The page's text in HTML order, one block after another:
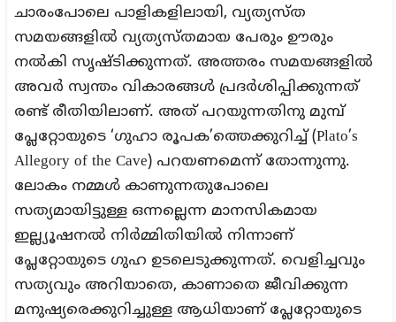
ചാരംപോലെ പാളികളിലായി, വ്യത്യസ്ത
സമയങ്ങളിൽ വ്യത്യസ്തമായ പേരും ഊരും
നൽകി സൃഷ്ടിക്കുന്നത്. അത്തരം സമയങ്ങളിൽ
അവർ സ്വന്തം വികാരങ്ങൾ പ്രദർശിപ്പിക്കുന്നത്
രണ്ട് രീതിയിലാണ്. അത് പറയുന്നതിനു മുമ്പ്
പ്ലേറ്റോയുടെ ‘ഗുഹാ രൂപക’ത്തെക്കുറിച്ച് (Plato’s
Allegory of the Cave) പറയണമെന്ന് തോന്നുന്നു.
ലോകം നമ്മൾ കാണുന്നതുപോലെ
സത്യമായിട്ടുള്ള ഒന്നല്ലെന്ന മാനസികമായ
ഇല്ല്യൂഷനൽ നിർമ്മിതിയിൽ നിന്നാണ്
പ്ലേറ്റോയുടെ ഗുഹ ഉടലെടുക്കുന്നത്. വെളിച്ചവും
സത്യവും അറിയാതെ, കാണാതെ ജീവിക്കുന്ന
മനുഷ്യരെക്കുറിച്ചുള്ള ആധിയാണ് പ്ലേറ്റോയുടെ